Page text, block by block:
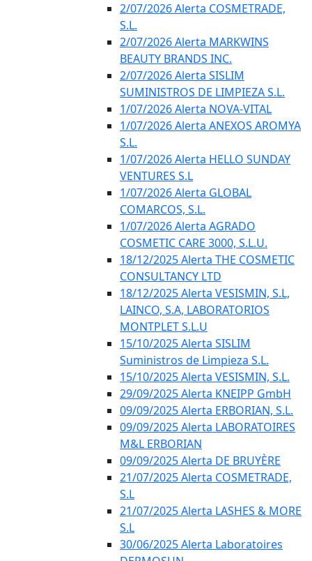
2/07/2026 Alerta COSMETRADE,
S.L.
2/07/2026 Alerta MARKWINS
BEAUTY BRANDS INC.
2/07/2026 Alerta SISLIM
SUMINISTROS DE LIMPIEZA S.L.
1/07/2026 Alerta NOVA-VITAL
1/07/2026 Alerta ANEXOS AROMYA
S.L.
1/07/2026 Alerta HELLO SUNDAY
VENTURES S.L
1/07/2026 Alerta GLOBAL
COMARCOS, S.L.
1/07/2026 Alerta AGRADO
COSMETIC CARE 3000, S.L.U.
18/12/2025 Alerta THE COSMETIC
CONSULTANCY LTD
18/12/2025 Alerta VESISMIN, S.L,
LAINCO, S.A, LABORATORIOS
MONTPLET S.L.U
15/10/2025 Alerta SISLIM
Suministros de Limpieza S.L.
15/10/2025 Alerta VESISMIN, S.L.
29/09/2025 Alerta KNEIPP GmbH
09/09/2025 Alerta ERBORIAN, S.L.
09/09/2025 Alerta LABORATOIRES
M&L ERBORIAN
09/09/2025 Alerta DE BRUYÈRE
21/07/2025 Alerta COSMETRADE,
S.L
21/07/2025 Alerta LASHES & MORE
S.L
30/06/2025 Alerta Laboratoires